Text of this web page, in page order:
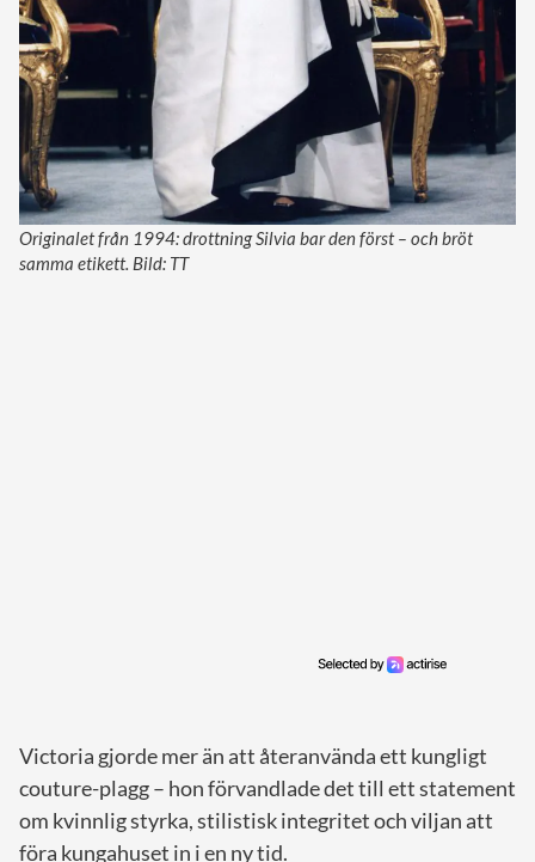
Originalet från 1994: drottning Silvia bar den först – och bröt
samma etikett. Bild: TT
Victoria gjorde mer än att återanvända ett kungligt
couture-plagg – hon förvandlade det till ett statement
om kvinnlig styrka, stilistisk integritet och viljan att
föra kungahuset in i en ny tid.